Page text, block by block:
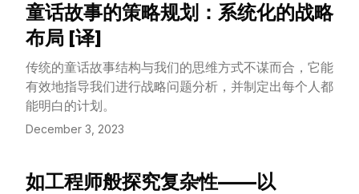
童话故事的策略规划：系统化的战略
布局 [译]
传统的童话故事结构与我们的思维方式不谋而合，它能
有效地指导我们进行战略问题分析，并制定出每个人都
能明白的计划。
December 3, 2023
View Article
如工程师般探究复杂性——以
View Article